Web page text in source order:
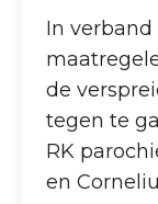
In
de
tegen te
RK
en